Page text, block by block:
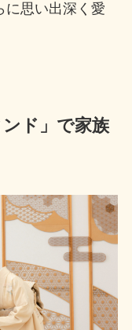
に思い出深く愛
ド」で家族